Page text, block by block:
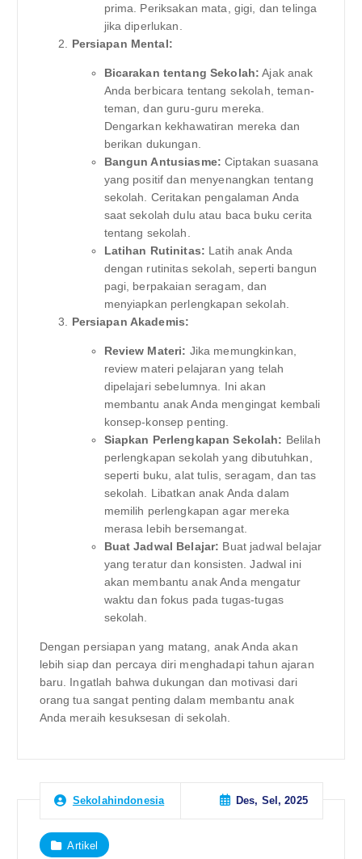
prima. Periksakan mata, gigi, dan telinga
jika diperlukan.
Persiapan Mental:
Bicarakan tentang Sekolah: Ajak anak
Anda berbicara tentang sekolah, teman-
teman, dan guru-guru mereka.
Dengarkan kekhawatiran mereka dan
berikan dukungan.
Bangun Antusiasme: Ciptakan suasana
yang positif dan menyenangkan tentang
sekolah. Ceritakan pengalaman Anda
saat sekolah dulu atau baca buku cerita
tentang sekolah.
Latihan Rutinitas: Latih anak Anda
dengan rutinitas sekolah, seperti bangun
pagi, berpakaian seragam, dan
menyiapkan perlengkapan sekolah.
Persiapan Akademis:
Review Materi: Jika memungkinkan,
review materi pelajaran yang telah
dipelajari sebelumnya. Ini akan
membantu anak Anda mengingat kembali
konsep-konsep penting.
Siapkan Perlengkapan Sekolah: Belilah
perlengkapan sekolah yang dibutuhkan,
seperti buku, alat tulis, seragam, dan tas
sekolah. Libatkan anak Anda dalam
memilih perlengkapan agar mereka
merasa lebih bersemangat.
Buat Jadwal Belajar: Buat jadwal belajar
yang teratur dan konsisten. Jadwal ini
akan membantu anak Anda mengatur
waktu dan fokus pada tugas-tugas
sekolah.
Dengan persiapan yang matang, anak Anda akan
lebih siap dan percaya diri menghadapi tahun ajaran
baru. Ingatlah bahwa dukungan dan motivasi dari
orang tua sangat penting dalam membantu anak
Anda meraih kesuksesan di sekolah.
Sekolahindonesia Des, Sel, 2025
Artikel